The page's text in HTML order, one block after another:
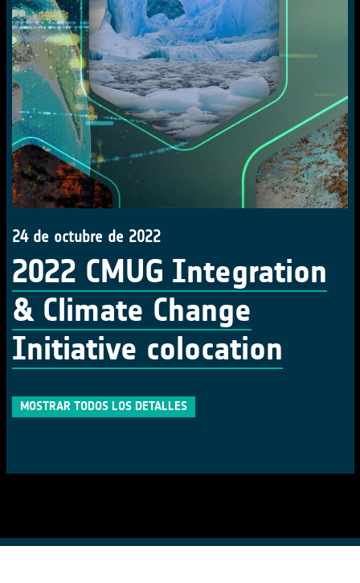
24 de octubre de 2022
2022 CMUG Integration
& Climate Change
Initiative colocation
MOSTRAR TODOS LOS DETALLES